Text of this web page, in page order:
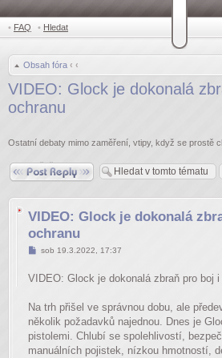
• FAQ • Hledat
Obsah fóra ‹ ‹
VIDEO: Glock je dokonalá
ochranu
Ostatní debaty mimo zaměření, vtipy, když se prostě
Odpovědět
VIDEO: Glock je dokonalá
ochranu
Příspěvek
sob 19.3.2022, 17:37
VIDEO: Glock je dokonalá zbraň pro boj i
Na trh přišel ve správnou dobu, ale
několik požadavků najednou. Dnes je
pistolemi. Chlubí se spolehlivostí,
manuálních pojistek, nízkou hmotností,